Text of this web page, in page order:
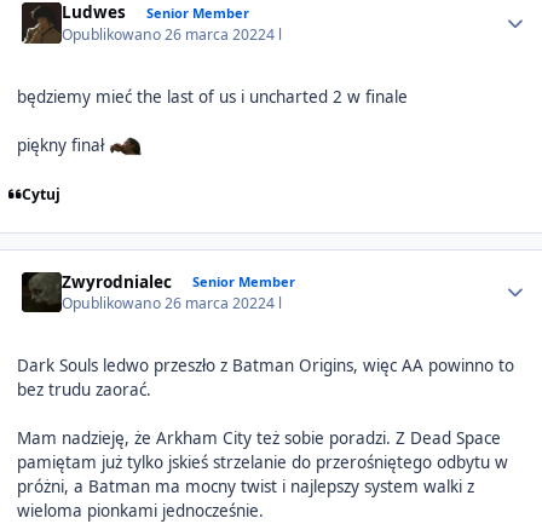
Ludwes Senior Member
Opublikowano26 marca 20224 l
będziemy mieć the last of us i uncharted 2 w finale
piękny finał
Cytuj
Zwyrodnialec Senior Member
Opublikowano26 marca 20224 l
Dark Souls ledwo przeszło z Batman Origins, więc AA powinno to
bez trudu zaorać.
Mam nadzieję, że Arkham City też sobie poradzi. Z Dead Space
pamiętam już tylko jskieś strzelanie do przerośniętego odbytu w
próżni, a Batman ma mocny twist i najlepszy system walki z
wieloma pionkami jednocześnie.